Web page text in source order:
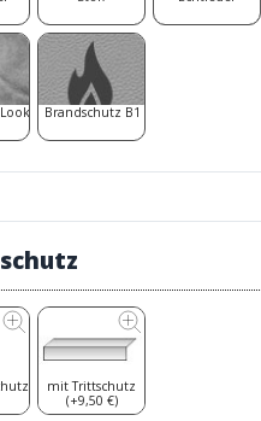
Brandschutz B1
mit Trittschutz
(+9,50 €)